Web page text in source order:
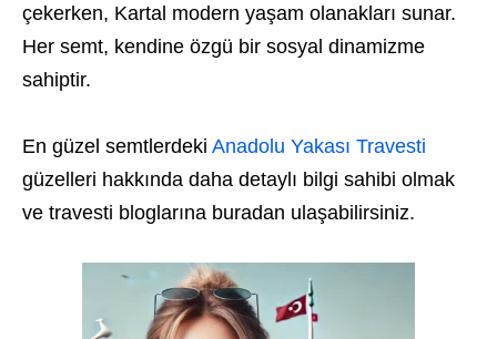
çekerken, Kartal modern yaşam olanakları sunar.
Her semt, kendine özgü bir sosyal dinamizme
sahiptir.
En güzel semtlerdeki Anadolu Yakası Travesti
güzelleri hakkında daha detaylı bilgi sahibi olmak
ve travesti bloglarına buradan ulaşabilirsiniz.